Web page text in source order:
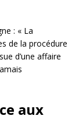
: « La
de la procédure
d’une affaire
aux